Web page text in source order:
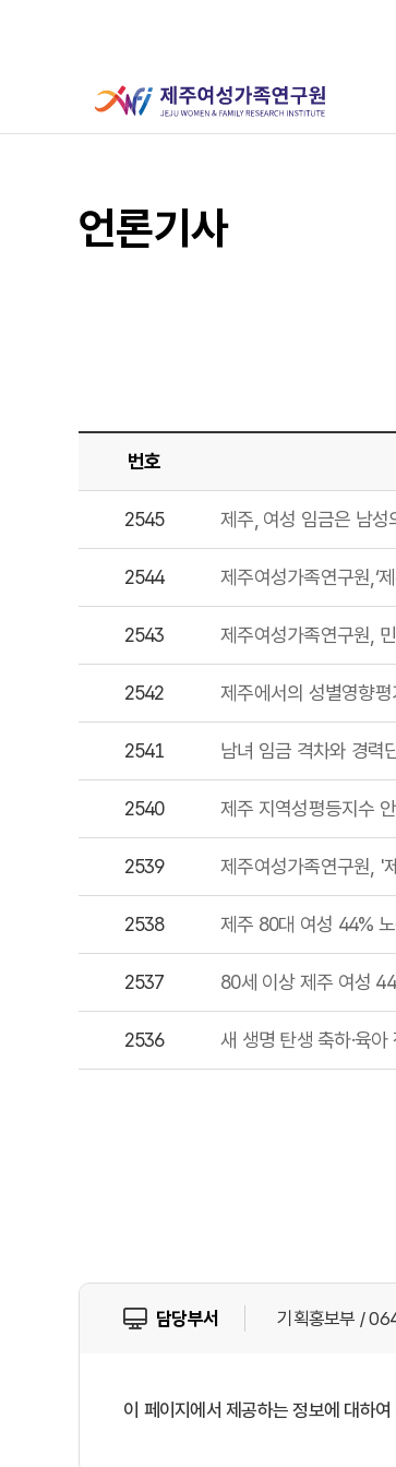
언론기사
번호
2545 제주, 여성 임금은 남
2544 제주여성가족연구원,‘
2543 제주여성가족연구원,
2542 제주에서의 성별영향
2541 남녀 임금 격차와 경력
2540 제주 지역성평등지수
2539 제주여성가족연구원, '
2538 제주 80대 여성 44%
2537 80세 이상 제주 여성
2536 새 생명 탄생 축하·육
담당부서 기획홍보부 /
이 페이지에서 제공하는 정보에 대하